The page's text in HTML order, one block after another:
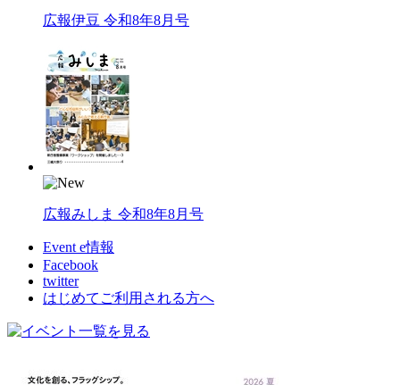
広報伊豆 令和8年8月号
広報みしま 令和8年8月号
Event e情報
Facebook
twitter
はじめてご利用される方へ